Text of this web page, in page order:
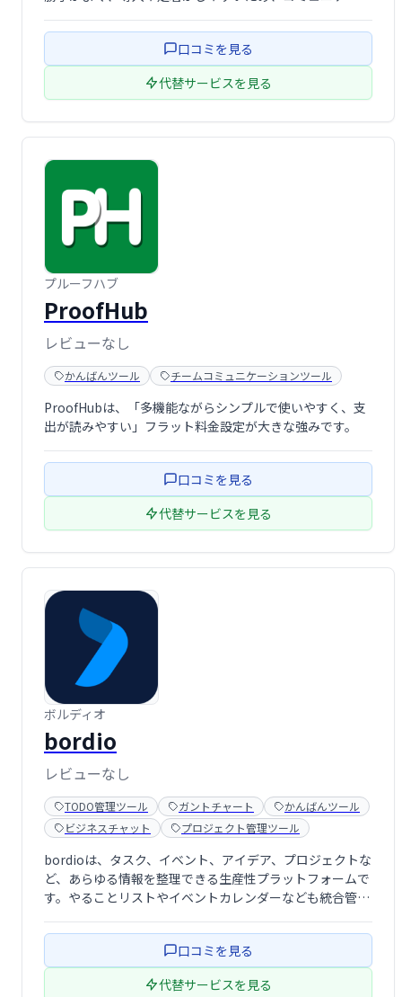
ューションです。ENT向け機能とAI支援を備えた有償プラ
ンも整っており、成長に応じたス …
口コミを見る
代替サービスを見る
プルーフハブ
ProofHub
レビューなし
かんばんツール チームコミュニケーションツール
ProofHubは、「多機能ながらシンプルで使いやすく、支
出が読みやすい」フラット料金設定が大きな強みです。
口コミを見る
代替サービスを見る
ボルディオ
bordio
レビューなし
TODO管理ツール ガントチャート
かんばんツール
ビジネスチャット
プロジェクト管理ツール
bordioは、タスク、イベント、アイデア、プロジェクトな
ど、あらゆる情報を整理できる生産性プラットフォームで
す。やることリストやイベントカレンダーなども統合管理
スムーズに進め、生産性を向上させたい方におすすめで
口コミを見る
代替サービスを見る